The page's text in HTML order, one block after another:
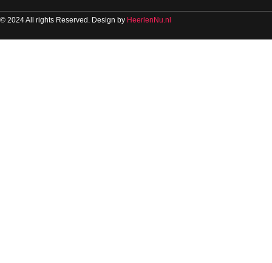
© 2024 All rights Reserved. Design by HeerlenNu.nl